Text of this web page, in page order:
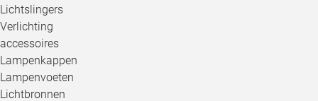
Lichtslingers
Verlichting
accessoires
Lampenkappen
Lampenvoeten
Lichtbronnen